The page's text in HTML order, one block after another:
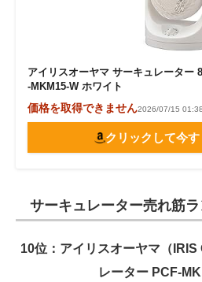
アイリスオーヤマ サーキュレーター
-MKM15-W ホワイト
価格を取得できません2026/07/15
クリックして今す
サーキュレーター売れ筋
10位：アイリスオーヤマ（
レーター PCF-